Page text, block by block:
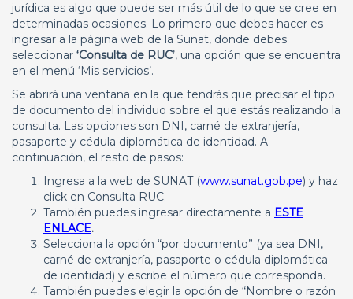
jurídica es algo que puede ser más útil de lo que se cree en
determinadas ocasiones. Lo primero que debes hacer es
ingresar a la página web de la Sunat, donde debes
seleccionar ‘Consulta de RUC’, una opción que se encuentra
en el menú ‘Mis servicios’.
Se abrirá una ventana en la que tendrás que precisar el tipo
de documento del individuo sobre el que estás realizando la
consulta. Las opciones son DNI, carné de extranjería,
pasaporte y cédula diplomática de identidad. A
continuación, el resto de pasos:
Ingresa a la web de SUNAT (www.sunat.gob.pe) y haz
click en Consulta RUC.
También puedes ingresar directamente a ESTE
ENLACE.
Selecciona la opción “por documento” (ya sea DNI,
carné de extranjería, pasaporte o cédula diplomática
de identidad) y escribe el número que corresponda.
También puedes elegir la opción de “Nombre o razón